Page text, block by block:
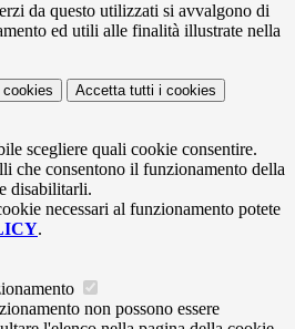
da questo utilizzati si avvalgono di
ed utili alle finalità illustrate nella
cookies Accetta tutti i cookies
scegliere quali cookie consentire.
che consentono il funzionamento della
disabilitarli.
necessari al funzionamento potete
.
non possono essere